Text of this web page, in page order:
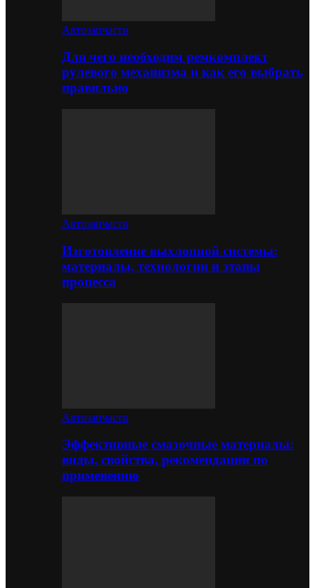
Автозапчасти
Для чего необходим ремкомплект
рулевого механизма и как его выбрать
правильно
Автозапчасти
Изготовление выхлопной системы:
материалы, технологии и этапы
процесса
Автозапчасти
Эффективные смазочные материалы:
виды, свойства, рекомендации по
применению